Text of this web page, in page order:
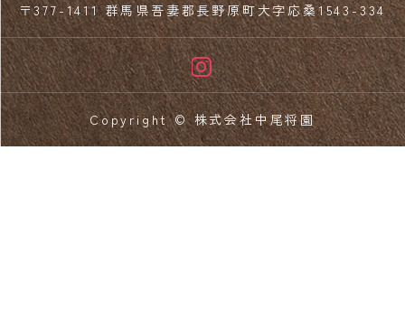
〒377-1411 群馬県吾妻郡長野原町大字応桑1543-334
Copyright © 株式会社中尾将園